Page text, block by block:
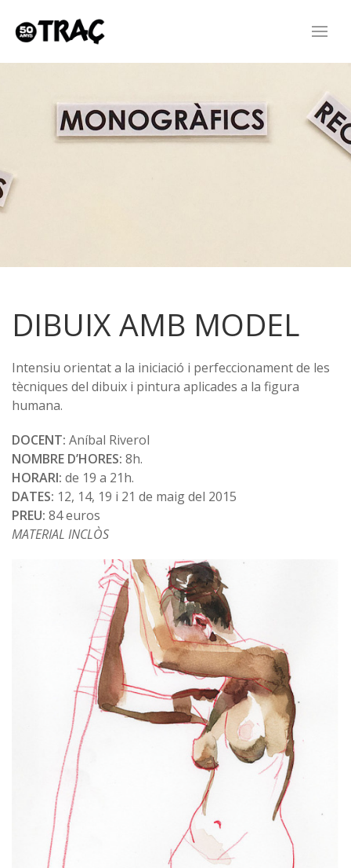
DIBUIX AMB MODEL
Intensiu orientat a la iniciació i perfeccionament de les
tècniques del dibuix i pintura aplicades a la figura
humana.
DOCENT: Aníbal Riverol
NOMBRE D’HORES: 8h.
HORARI: de 19 a 21h.
DATES: 12, 14, 19 i 21 de maig del 2015
PREU: 84 euros
MATERIAL INCLÒS